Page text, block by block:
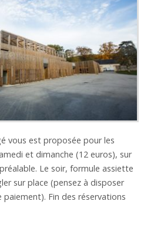
vous est proposée pour les
et dimanche (12 euros), sur
Le soir, formule assiette
sur place (pensez à disposer
paiement). Fin des réservations